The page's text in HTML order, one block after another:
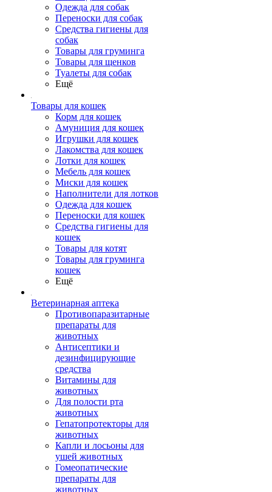
Одежда для собак
Переноски для собак
Средства гигиены для
собак
Товары для груминга
Товары для щенков
Туалеты для собак
Ещё
Товары для кошек
Корм для кошек
Амуниция для кошек
Игрушки для кошек
Лакомства для кошек
Лотки для кошек
Мебель для кошек
Миски для кошек
Наполнители для лотков
Одежда для кошек
Переноски для кошек
Средства гигиены для
кошек
Товары для котят
Товары для груминга
кошек
Ещё
Ветеринарная аптека
Противопаразитарные
препараты для
животных
Антисептики и
дезинфицирующие
средства
Витамины для
животных
Для полости рта
животных
Гепатопротекторы для
животных
Капли и лосьоны для
ушей животных
Гомеопатические
препараты для
животных